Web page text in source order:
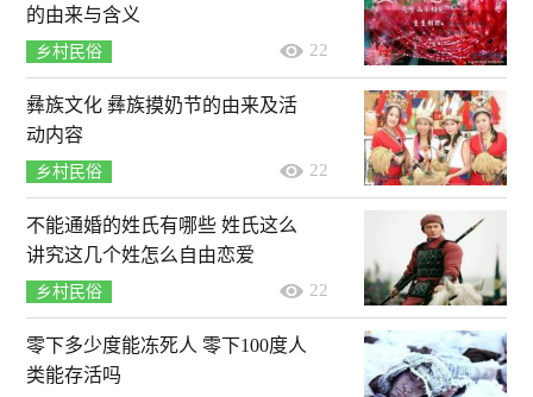
的由来与含义
乡村民俗 22
彝族文化 彝族摸奶节的由来及活
动内容
乡村民俗 22
不能通婚的姓氏有哪些 姓氏这么
讲究这几个姓怎么自由恋爱
乡村民俗 22
零下多少度能冻死人 零下100度人
类能存活吗